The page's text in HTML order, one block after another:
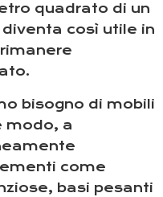
quadrato di un
così utile in
bisogno di mobili
modo, a
come
basi pesanti